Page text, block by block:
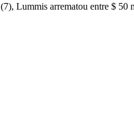
Lummis arrematou entre $